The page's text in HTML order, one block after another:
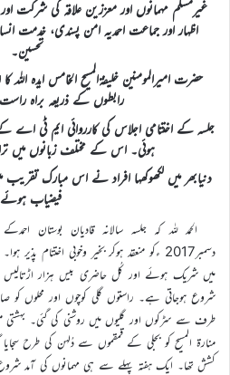
غیرمسلم مہمانوں اور معززین علاقہ کی شرکت
اظہار اور جماعت احمدیہ امن پسندی، خدمت
تحسین۔
حضرت امیرالمومنین خلیفۃالمسیح الخامس ایدہ
رابطوں کے ذریعہ براہ
جلسہ کے اختتامی اجلاس کی کارروائی ایم ٹی اے
ہوئی۔ اس کے مختلف زبانوں میں
دنیابھر میں لکھوکھہا افراد نے اس مبارک
فیضیاب
میں شریک ہوئے اور کُل حاضری بیس ہزار
شروع ہوجاتی ہے۔ راستوں گلی کوچوں اور محلوں کو
طرف سے سڑکوں اور گلیوں میں روشنی کی گئی۔ بہشتی
منارۃ المسیح کو بجلی کے قمقموں سے دُلہن کی طرح
کشش تھا۔ ایک ہفتہ پہلے سے ہی مہمانوں کی آمد